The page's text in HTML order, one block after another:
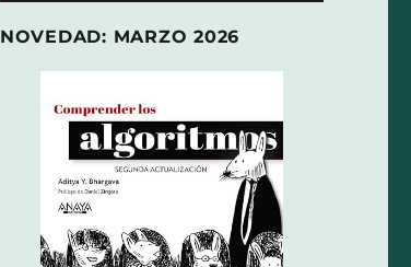
NOVEDAD: MARZO 2026